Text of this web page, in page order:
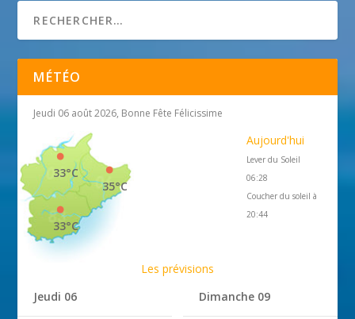
MÉTÉO
Jeudi 06 août 2026, Bonne Fête Félicissime
35°C
33°C
33°C
Aujourd'hui
Lever du Soleil
06:28
Coucher du soleil à
20:44
Les prévisions
Jeudi 06
Dimanche 09